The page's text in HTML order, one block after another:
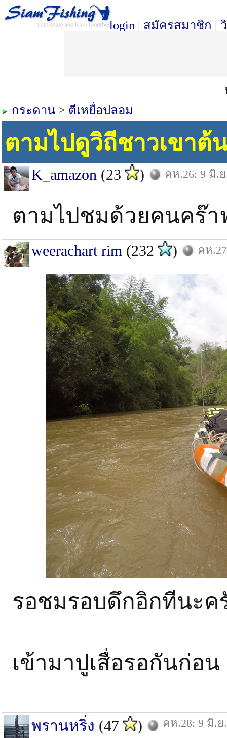
login | สมัครสมาชิก |
กระดาน > ตีเหยื่อปลอม
ตามไปดูวิถีชาวเขาต้
K_amazon (23 ) คห.26: 9 มิ.ย
ตามไปชมด้วยคนคร๊
weerachart rim (232 ) คห
รอชมรอบดึกอิกทีนะค
เข้ามาปูเสื่อรอกันก่อน
พรานหริ่ง (47 ) คห.28: 9 มิ.ย